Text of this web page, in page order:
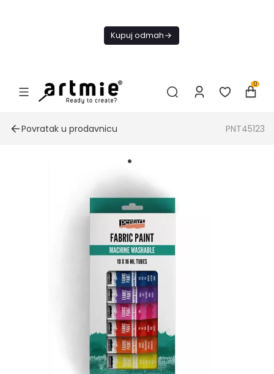
Kupuj odmah
0
Povratak u prodavnicu PNT45123